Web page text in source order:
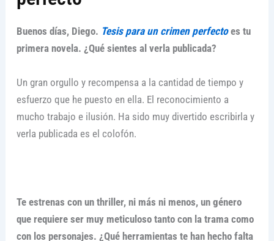
Buenos días, Diego. Tesis para un crimen perfectoes tu
primera novela. ¿Qué sientes al verla publicada?
Un gran orgullo y recompensa a la cantidad de tiempo y
esfuerzo que he puesto en ella. El reconocimiento a
mucho trabajo e ilusión. Ha sido muy divertido escribirla y
verla publicada es el colofón.
Te estrenas con un thriller, ni más ni menos, un género
que requiere ser muy meticuloso tanto con la trama como
con los personajes. ¿Qué herramientas te han hecho falta